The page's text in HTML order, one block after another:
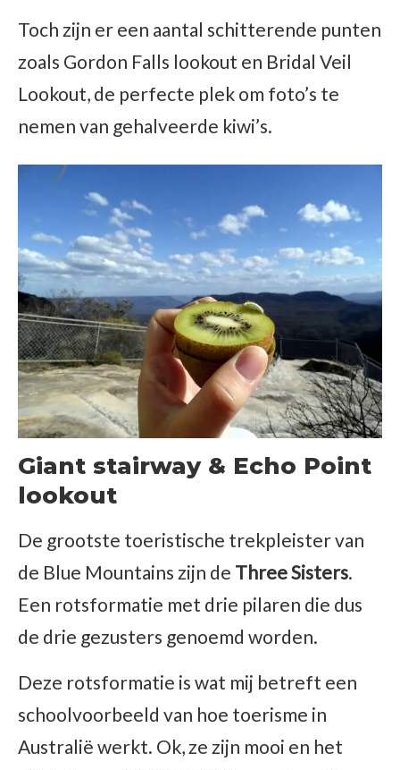
Toch zijn er een aantal schitterende punten
zoals Gordon Falls lookout en Bridal Veil
Lookout, de perfecte plek om foto’s te
nemen van gehalveerde kiwi’s.
Giant stairway & Echo Point
lookout
De grootste toeristische trekpleister van
de Blue Mountains zijn de ThreeSisters.
Een rotsformatie met drie pilaren die dus
de drie gezusters genoemd worden.
Deze rotsformatie is wat mij betreft een
schoolvoorbeeld van hoe toerisme in
Australië werkt. Ok, ze zijn mooi en het